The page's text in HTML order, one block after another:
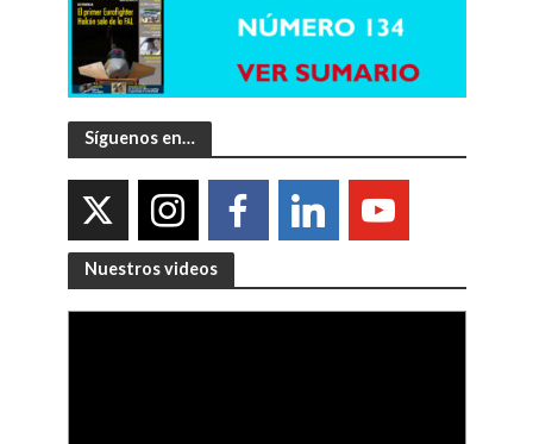
Síguenos en…
Nuestros videos